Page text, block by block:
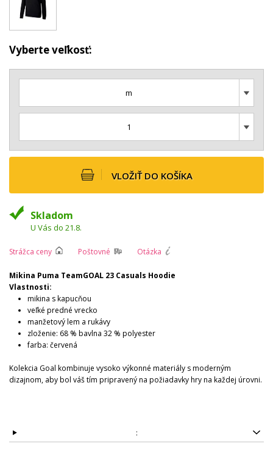
Vyberte veľkosť:
m
1
VLOŽIŤ DO KOŠÍKA
Skladom
U Vás do 21.8.
Strážca ceny Poštovné Otázka
Mikina Puma TeamGOAL 23 Casuals Hoodie
Vlastnosti:
mikina s kapucňou
veľké predné vrecko
manžetový lem a rukávy
zloženie: 68 % bavlna 32 % polyester
farba: červená
Kolekcia Goal kombinuje vysoko výkonné materiály s moderným
dizajnom, aby bol váš tím pripravený na požiadavky hry na každej úrovni.
: